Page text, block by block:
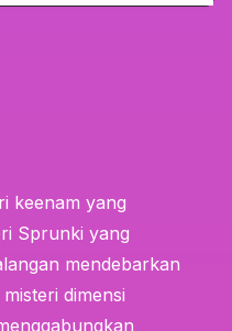
keenam yang
Sprunki yang
mendebarkan
dimensi